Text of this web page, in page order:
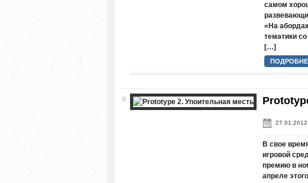
самом
«На
тематики
[…]
27.01.2012
В свое
игровой
премию в
апреле